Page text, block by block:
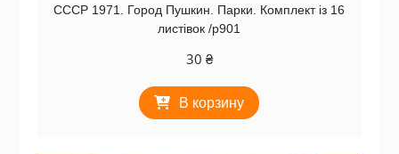
СССР 1971. Город Пушкин. Парки. Комплект із 16
листівок /р901
30 ₴
В корзину